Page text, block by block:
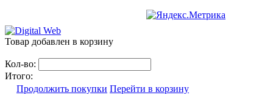
Товар добавлен в корзину
Кол-во:
Итого:
Продолжить покупки Перейти в корзину